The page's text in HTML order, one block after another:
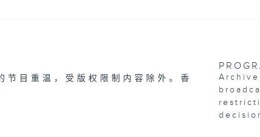
节目重温，受版权限制内容除外。香